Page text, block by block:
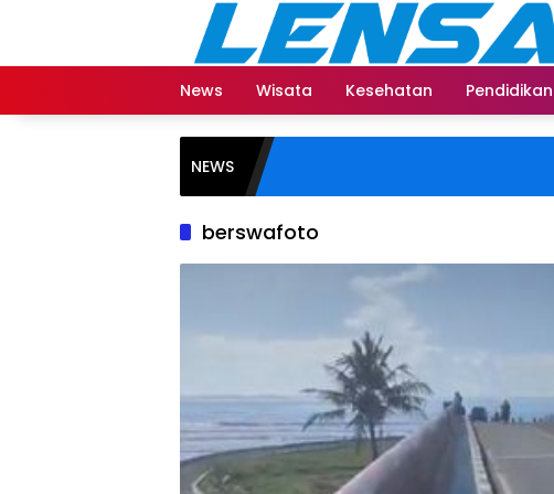
News
Wisata Kesehatan Pendidikan
NEWS
berswafoto